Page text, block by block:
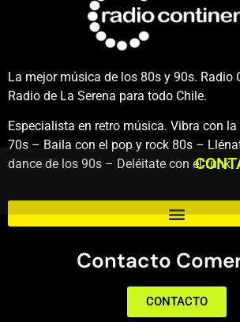
La mejor música de los 80s y 90s. Radio
Radio de La Serena para todo Chile.
Especialista en retro música. Vibra con
70s – Baila con el pop y rock 80s –
dance de los 90s – Deléitate con el funk.
Contacto
CONTACTO